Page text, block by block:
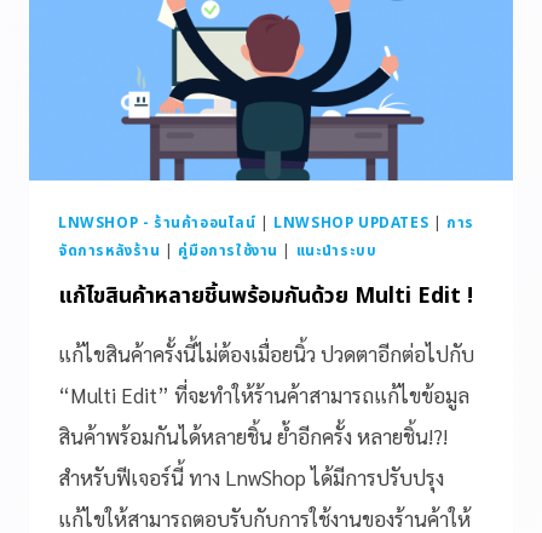
LNWSHOP - ร้านค้าออนไลน์ | LNWSHOP UPDATES | การ
จัดการหลังร้าน | คู่มือการใช้งาน | แนะนำระบบ
แก้ไขสินค้าหลายชิ้นพร้อมกันด้วย Multi Edit !
แก้ไขสินค้าครั้งนี้ไม่ต้องเมื่อยนิ้ว ปวดตาอีกต่อไปกับ
“Multi Edit” ที่จะทำให้ร้านค้าสามารถแก้ไขข้อมูล
สินค้าพร้อมกันได้หลายชิ้น ย้ำอีกครั้ง หลายชิ้น!?!
สำหรับฟีเจอร์นี้ ทาง LnwShop ได้มีการปรับปรุง
แก้ไขให้สามารถตอบรับกับการใช้งานของร้านค้าให้